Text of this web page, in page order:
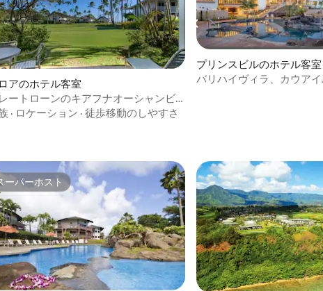
アのホテル客室
ートローンのキアフナオーシャンビ
（エアコン付き）！
· ロケーション · 徒歩移動のしやすさ
プリンスビルのホテル客室
バリハイヴィラ、カウア
つ星中4.98つ星の平均評価
ーパーホスト
ーパーホスト